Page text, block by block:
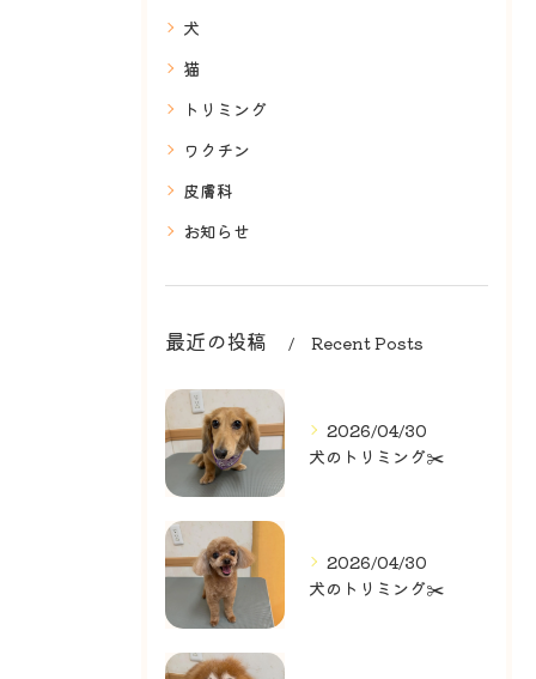
犬
猫
トリミング
ワクチン
皮膚科
お知らせ
最近の投稿 Recent Posts
2026/04/30
犬のトリミング✂️
2026/04/30
犬のトリミング✂️